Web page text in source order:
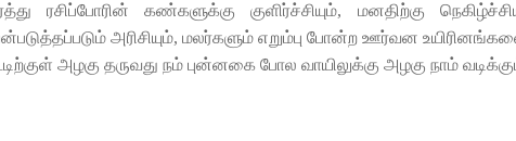
ரசிப்போரின் கண்களுக்கு குளிர்ச்சியும், மனதிற்கு
அரிசியும், மலர்களும் எறும்பு போன்ற ஊர்வன
அழகு தருவது நம் புன்னகை போல வாயிலுக்கு அழகு நாம்